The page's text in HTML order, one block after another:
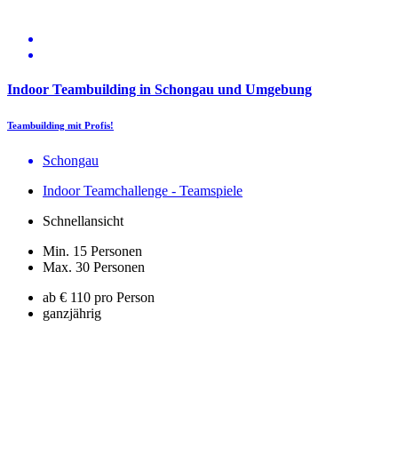
Indoor Teambuilding in Schongau und Umgebung
Teambuilding mit Profis!
Schongau
Indoor Teamchallenge - Teamspiele
Schnellansicht
Min. 15 Personen
Max. 30 Personen
ab € 110 pro Person
ganzjährig